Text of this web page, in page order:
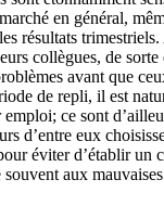
en général,
résultats
collègues, de sorte
avant que
de repli, il est
ce sont
d’entre eux
éviter d’établir un
souvent aux